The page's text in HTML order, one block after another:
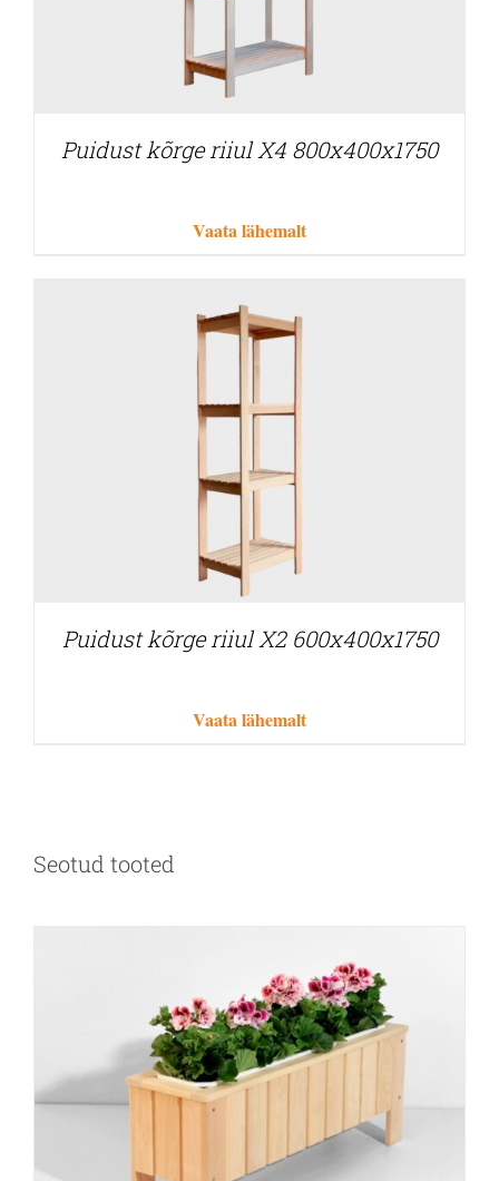
Puidust kõrge riiul X4 800x400x1750
Vaata lähemalt
Puidust kõrge riiul X2 600x400x1750
Vaata lähemalt
Seotud tooted